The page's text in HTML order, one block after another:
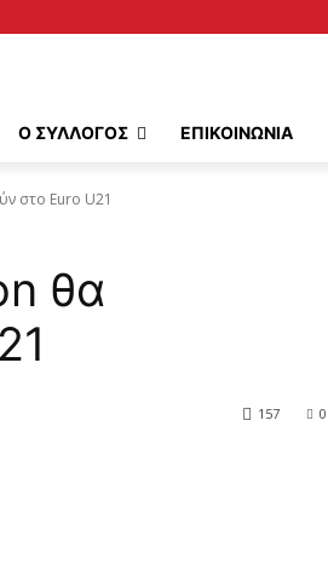
Ο ΣΥΛΛΟΓΟΣ ΕΠΙΚΟΙΝΩΝΙΑ
στο Euro U21
θα
0
157